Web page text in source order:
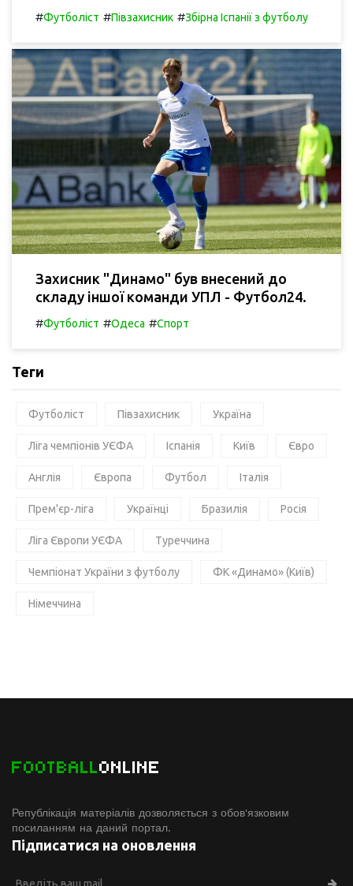
#Футболіст #Півзахисник #Збірна Іспанії з футболу
Захисник "Динамо" був внесений до
складу іншої команди УПЛ - Футбол24.
#Футболіст #Одеса #Спорт
Теги
Футболіст Півзахисник Україна
Ліга чемпіонів УЄФА Іспанія Київ Євро
Англія Європа Футбол Італія
Прем'єр-ліга Українці Бразилія Росія
Ліга Європи УЄФА Туреччина
Чемпіонат України з футболу ФК «Динамо» (Київ)
Німеччина
FOOTBALLONLINE
Републікація матеріалів дозволяється з обов'язковим
посиланням на даний портал.
Підписатися на оновлення